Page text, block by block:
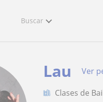
Buscar
Lau Ver
Clases de